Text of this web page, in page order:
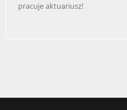
pracuje aktuariusz!